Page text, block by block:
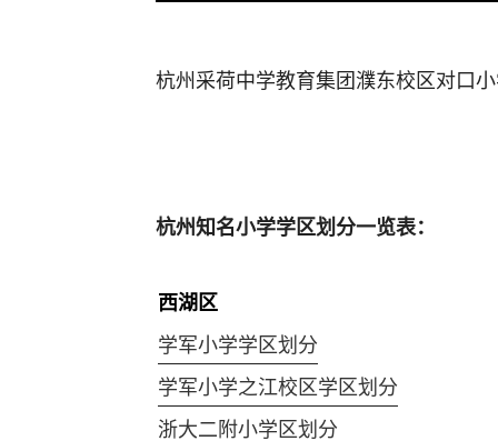
杭州采荷中学教育集团濮东校区对口
杭州知名小学学区划分一览表：
西湖区
学军小学学区划分
学军小学之江校区学区划分
浙大二附小学区划分